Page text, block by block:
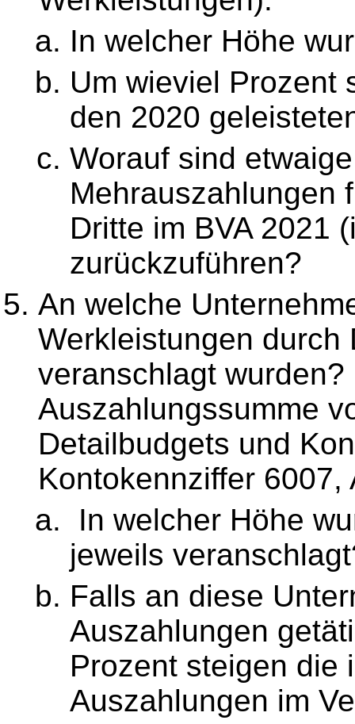
In welcher Höhe
Um wieviel Prozent
den 2020
Worauf sind
Mehrauszahlungen
Dritte im BVA 2021
zurückzuführen?
An welche
Werkleistungen durch
veranschlagt
Auszahlungssumme
Detailbudgets und
Kontokennziffer
In welcher Höhe
jeweils
Falls an diese
Auszahlungen
Prozent steigen die
Auszahlungen im